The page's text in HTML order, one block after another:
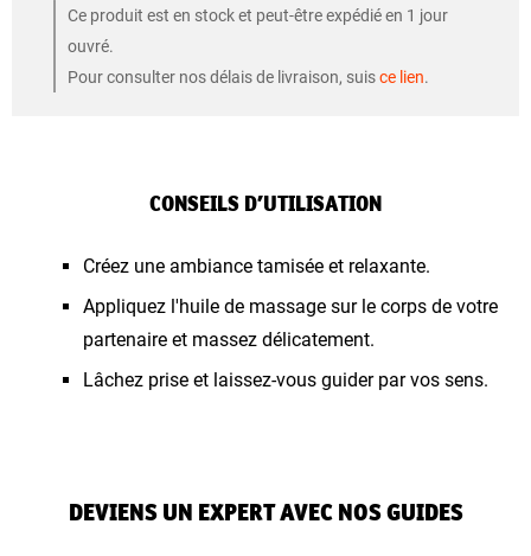
Ce produit est en stock et peut-être expédié en 1 jour
ouvré.
Pour consulter nos délais de livraison, suisce lien.
CONSEILS D’UTILISATION
Créez une ambiance tamisée et relaxante.
Appliquez l'huile de massage sur le corps de votre
partenaire et massez délicatement.
Lâchez prise et laissez-vous guider par vos sens.
DEVIENS UN EXPERT AVEC NOS GUIDES